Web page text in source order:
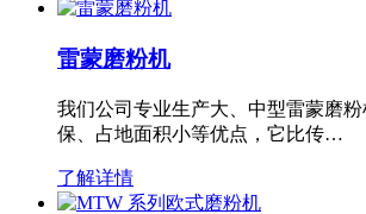
雷蒙磨粉机
我们公司专业生产大、中型雷蒙磨
保、占地面积小等优点，它比传…
了解详情